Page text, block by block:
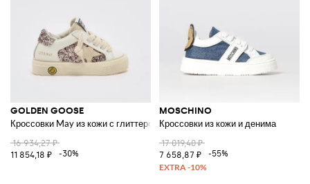
GOLDEN GOOSE
Кроссовки May из кожи с глиттером
16 934,27 ₽
11 854,18 ₽
-30%
MOSCHINO
Кроссовки из кожи и денима
17 019,40 ₽
7 658,87 ₽
-55%